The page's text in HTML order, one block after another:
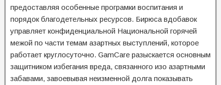
предоставляя особенные програмки воспитания и
порядок благодетельных ресурсов. Бирюса вдобавок
управляет конфиденциальной Национальной горячей
межой по части темам азартных выступлений, которое
работает круглосуточно. GamCare разыскается основным
защитником избегания вреда, связанного изо азартными
забавами, завоевывая неизменной долга показывать